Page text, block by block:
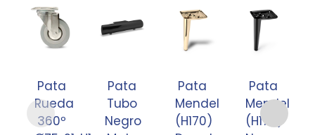
Pata
Rueda
360º
Pata
Tubo
Negro
Pata
Mendel
(H170)
Pata
Mendel
(H170)